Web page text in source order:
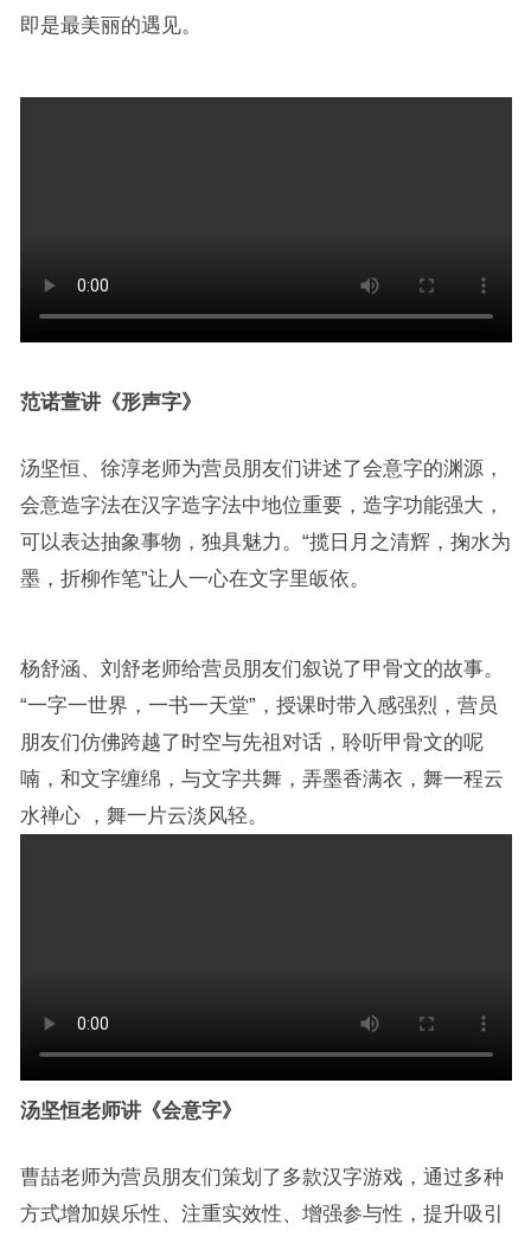
即是最美丽的遇见。
范诺萱讲《形声字》
汤坚恒、徐淳老师为营员朋友们讲述了会意字的渊源，
会意造字法在汉字造字法中地位重要，造字功能强大，
可以表达抽象事物，独具魅力。“揽日月之清辉，掬水为
墨，折柳作笔”让人一心在文字里皈依。
杨舒涵、刘舒老师给营员朋友们叙说了甲骨文的故事。
“一字一世界，一书一天堂”，授课时带入感强烈，营员
朋友们仿佛跨越了时空与先祖对话，聆听甲骨文的呢
喃，和文字缠绵，与文字共舞，弄墨香满衣，舞一程云
水禅心 ，舞一片云淡风轻。
汤坚恒老师讲《会意字》
曹喆老师为营员朋友们策划了多款汉字游戏，通过多种
方式增加娱乐性、注重实效性、增强参与性，提升吸引